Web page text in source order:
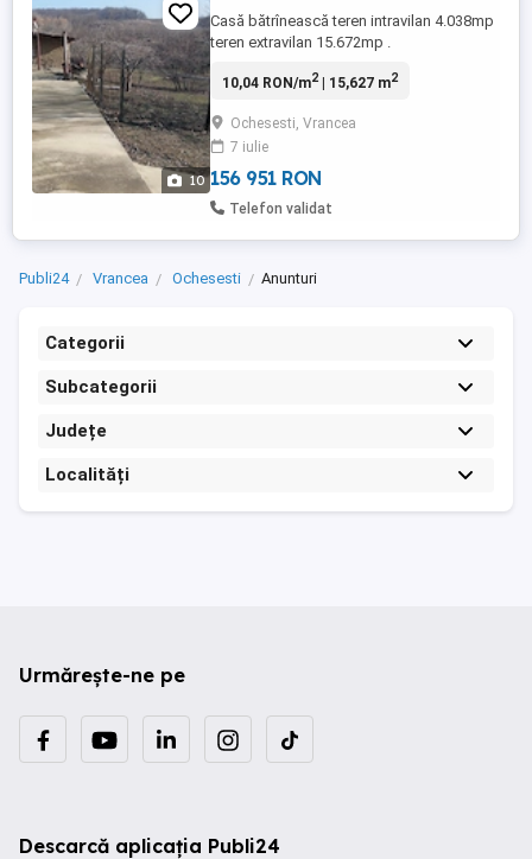
10
Casă bătrînească teren intravilan 4.038mp
teren extravilan 15.672mp .
10,04 RON/m2| 15,627 m2
Ochesesti, Vrancea
7 iulie
156 951 RON
Telefon validat
Publi24 Vrancea Ochesesti Anunturi
Categorii
Subcategorii
Județe
Localități
Urmărește-ne pe
Descarcă aplicația Publi24